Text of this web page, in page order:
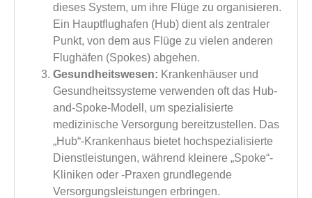
dieses System, um ihre Flüge zu organisieren.
Ein Hauptflughafen (Hub) dient als zentraler
Punkt, von dem aus Flüge zu vielen anderen
Flughäfen (Spokes) abgehen.
Gesundheitswesen: Krankenhäuser und
Gesundheitssysteme verwenden oft das Hub-
and-Spoke-Modell, um spezialisierte
medizinische Versorgung bereitzustellen. Das
„Hub“-Krankenhaus bietet hochspezialisierte
Dienstleistungen, während kleinere „Spoke“-
Kliniken oder -Praxen grundlegende
Versorgungsleistungen erbringen.